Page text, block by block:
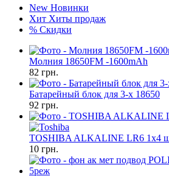
New Новинки
Хит Хиты продаж
% Скидки
Молния 18650FM -1600mAh
82 грн.
Батарейный блок для 3-х 18650
92 грн.
TOSHIBA ALKALINE LR6 1x4
10 грн.